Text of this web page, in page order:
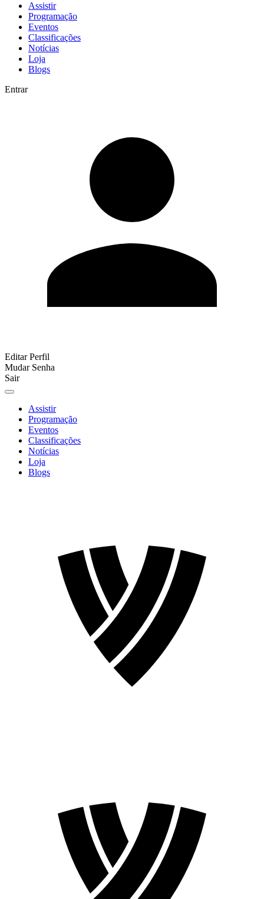
Assistir
Programação
Eventos
Classificações
Notícias
Loja
Blogs
Entrar
Editar Perfil
Mudar Senha
Sair
Assistir
Programação
Eventos
Classificações
Notícias
Loja
Blogs